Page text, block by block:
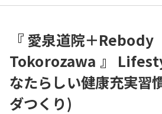
『 愛泉道院＋
Tokorozawa 』
なたらしい健康充実習
ダつくり)